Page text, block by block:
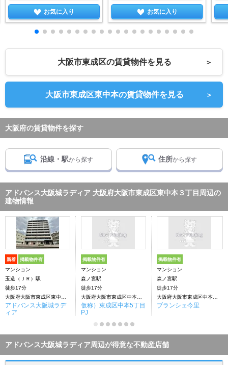
お気に入り お気に入り
大阪市東成区の賃貸物件を見る ＞
大阪市東成区東中本の賃貸物件を見る ＞
大阪府の賃貸物件を探す
沿線・駅から探す 住所から探す
アドバンス大阪城ラディア 大阪府大阪市東成区東中本３丁目周辺の
建物情報
新着 掲載物件有
マンション
玉造（ＪＲ）駅
徒歩17分
アドバンス大阪城ラデ
ィア
掲載物件有
マンション
森ノ宮駅
徒歩17分
仮称）東成区中本5丁目
PJ
掲載物件有
マンション
森ノ宮駅
徒歩17分
ブランシェ今里
アドバンス大阪城ラディア周辺が得意な不動産店舗